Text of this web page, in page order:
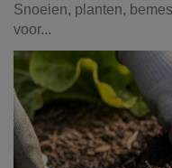
Snoeien, planten,
voor...